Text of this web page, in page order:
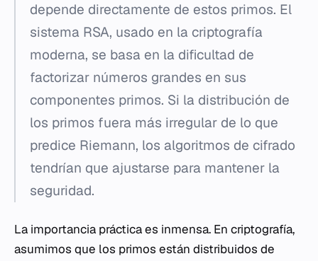
depende directamente de estos primos. El
sistema RSA, usado en la criptografía
moderna, se basa en la dificultad de
factorizar números grandes en sus
componentes primos. Si la distribución de
los primos fuera más irregular de lo que
predice Riemann, los algoritmos de cifrado
tendrían que ajustarse para mantener la
seguridad.
La importancia práctica es inmensa. En criptografía,
asumimos que los primos están distribuidos de